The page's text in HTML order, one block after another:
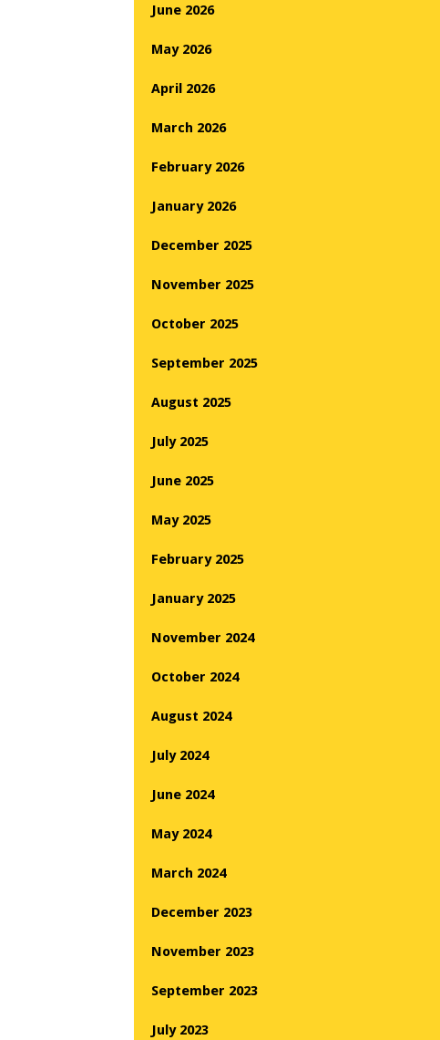
June 2026
May 2026
April 2026
March 2026
February 2026
January 2026
December 2025
November 2025
October 2025
September 2025
August 2025
July 2025
June 2025
May 2025
February 2025
January 2025
November 2024
October 2024
August 2024
July 2024
June 2024
May 2024
March 2024
December 2023
November 2023
September 2023
July 2023